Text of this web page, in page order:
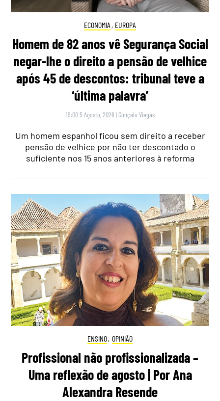
ECONOMIA , EUROPA
Homem de 82 anos vê Segurança Social
negar-lhe o direito a pensão de velhice
após 45 de descontos: tribunal teve a
‘última palavra’
19:00 5 Agosto, 2026 | Gonçalo Viegas
Um homem espanhol ficou sem direito a receber
pensão de velhice por não ter descontado o
suficiente nos 15 anos anteriores à reforma
ENSINO, OPINIÃO
Profissional não profissionalizada –
Uma reflexão de agosto | Por Ana
Alexandra Resende